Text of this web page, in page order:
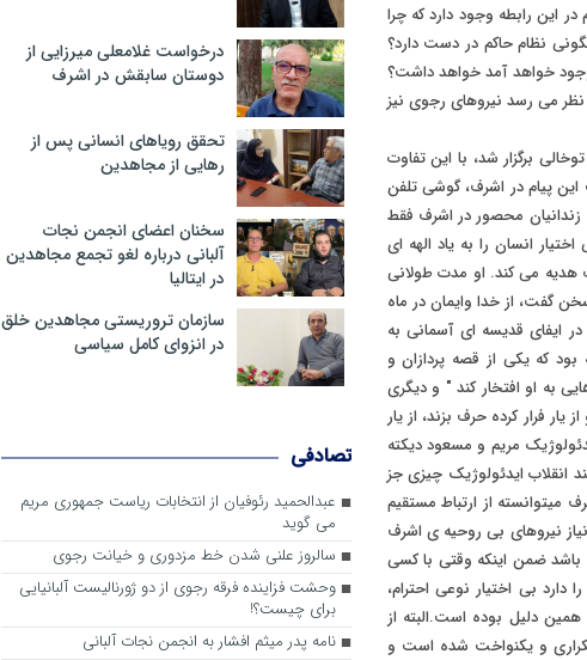
این رابطه وجود دارد که چرا
نظام حاکم در دست دارد؟
خواهد آمد خواهد داشت؟
می رسد نیروهای رجوی نیز
برگزار شد، با این تفاوت
پیام در اشرف، گوشی تلفن
زندانیان محصور در اشرف فقط
انسان را به یاد الهه ای
هدیه می کند. او مدت طولانی
گفت، از خدا وایمان در ماه
ایفای قدیسه ای آسمانی به
که یکی از قصه پردازان و
به او افتخار کند " و دیگری
فرار کرده حرف بزند، از یار
مریم و مسعود دیکته
انقلاب ایدئولوژیک چیزی جز
میتوانسته از ارتباط مستقیم
نیروهای بی روحیه ی اشرف
باشد ضمن اینکه وقتی با کسی
بی اختیار نوعی احترام،
دلیل بوده است.البته از
تکراری و یکنواخت شده است و
درخواست غلامعلی میرزایی از
دوستان سابقش در اشرف
تحقق رویاهای انسانی پس از
رهایی از مجاهدین
سخنان اعضای انجمن نجات
آلبانی درباره لغو تجمع مجاهدین
در ایتالیا
سازمان تروریستی مجاهدین خلق
در انزوای کامل سیاسی
تصادفی
عبدالحمید رئوفیان از انتخابات ریاست جمهوری مریم
می گوید
سالروز علنی شدن خط مزدوری و خیانت رجوی
وحشت فزاینده فرقه رجوی از دو ژورنالیست آلبانیایی
برای چیست؟!
نامه پدر میثم افشار به انجمن نجات آلبانی